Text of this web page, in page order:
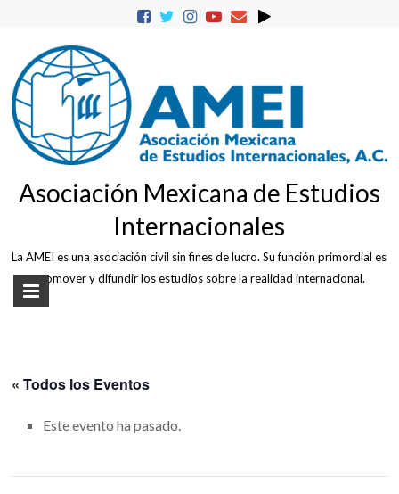
Asociación Mexicana de Estudios
Internacionales
La AMEI es una asociación civil sin fines de lucro. Su función primordial es
promover y difundir los estudios sobre la realidad internacional.
« Todos los Eventos
Este evento ha pasado.